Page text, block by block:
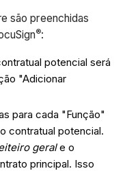
são preenchidas
®:
potencial será
"Adicionar
para cada "Função"
contratual potencial.
gerale o
principal. Isso